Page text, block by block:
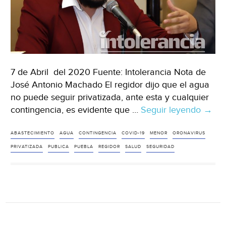
7 de Abril del 2020 Fuente: Intolerancia Nota de
José Antonio Machado El regidor dijo que el agua
no puede seguir privatizada, ante esta y cualquier
contingencia, es evidente que … Seguir leyendo
los
→
ABASTECIMIENTO AGUA CONTINGENCIA COVID-19 MENOR ORONAVIRUS
PRIVATIZADA PUBLICA PUEBLA REGIDOR SALUD SEGURIDAD